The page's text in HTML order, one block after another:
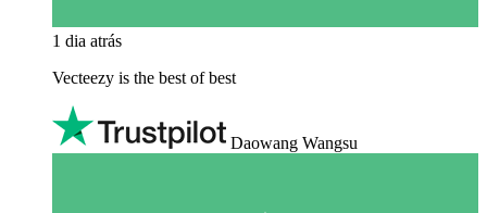
1 dia atrás
Vecteezy is the best of best
Daowang Wangsu